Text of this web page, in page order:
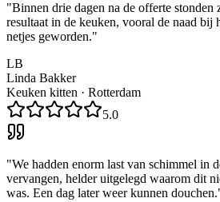
"Binnen drie dagen na de offerte stonden
resultaat in de keuken, vooral de naad bij
netjes geworden."
LB
Linda Bakker
Keuken kitten · Rotterdam
5.0
"We hadden enorm last van schimmel in
vervangen, helder uitgelegd waarom dit
was. Een dag later weer kunnen douchen.